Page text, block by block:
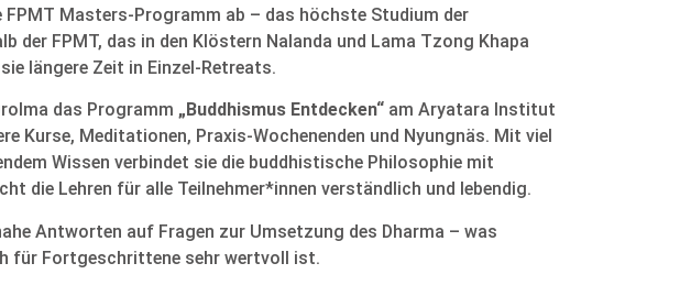
Masters-Programm ab – das höchste Studium der
der FPMT, das in den Klöstern Nalanda und Lama Tzong Khapa
längere Zeit in Einzel-Retreats.
das Programm „Buddhismus Entdecken“ am Aryatara Institut
Kurse, Meditationen, Praxis-Wochenenden und Nyungnäs. Mit viel
Wissen verbindet sie die buddhistische Philosophie mit
die Lehren für alle Teilnehmer*innen verständlich und lebendig.
Antworten auf Fragen zur Umsetzung des Dharma – was
für Fortgeschrittene sehr wertvoll ist.